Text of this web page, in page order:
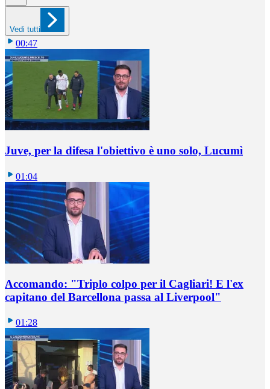
Vedi tutti
00:47
Juve, per la difesa l'obiettivo è uno solo, Lucumì
01:04
Accomando: "Triplo colpo per il Cagliari! E l'ex
capitano del Barcellona passa al Liverpool"
01:28